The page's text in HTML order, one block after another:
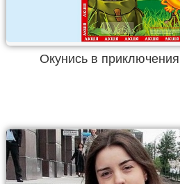
Окунись в